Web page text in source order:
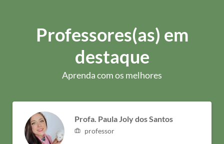
Professores(as) em
destaque
Aprenda com os melhores
Profa. Paula Joly dos Santos
professor